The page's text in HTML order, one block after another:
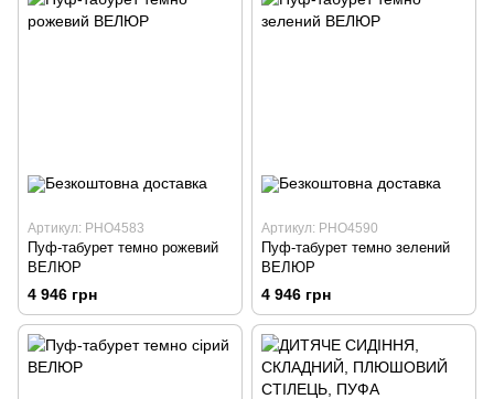
Артикул: PHO4583
Пуф-табурет темно рожевий
ВЕЛЮР
4 946 грн
Артикул: PHO4590
Пуф-табурет темно зелений
ВЕЛЮР
4 946 грн